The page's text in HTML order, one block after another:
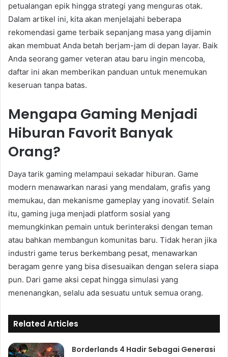
petualangan epik hingga strategi yang menguras otak.
Dalam artikel ini, kita akan menjelajahi beberapa
rekomendasi game terbaik sepanjang masa yang dijamin
akan membuat Anda betah berjam-jam di depan layar. Baik
Anda seorang gamer veteran atau baru ingin mencoba,
daftar ini akan memberikan panduan untuk menemukan
keseruan tanpa batas.
Mengapa Gaming Menjadi
Hiburan Favorit Banyak
Orang?
Daya tarik gaming melampaui sekadar hiburan. Game
modern menawarkan narasi yang mendalam, grafis yang
memukau, dan mekanisme gameplay yang inovatif. Selain
itu, gaming juga menjadi platform sosial yang
memungkinkan pemain untuk berinteraksi dengan teman
atau bahkan membangun komunitas baru. Tidak heran jika
industri game terus berkembang pesat, menawarkan
beragam genre yang bisa disesuaikan dengan selera siapa
pun. Dari game aksi cepat hingga simulasi yang
menenangkan, selalu ada sesuatu untuk semua orang.
Related Articles
Borderlands 4 Hadir Sebagai Generasi